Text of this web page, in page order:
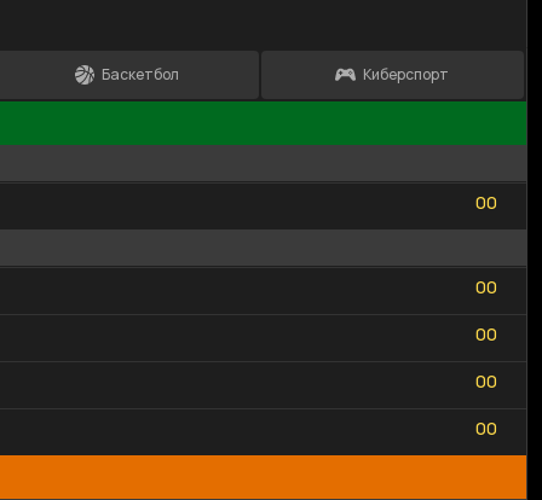
Баскетбол Киберспорт
0
0
0
0
0
0
0
0
00
00
00